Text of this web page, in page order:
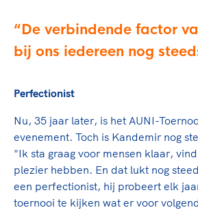
onderdeel van het clubbeleid
ongewenst gedrag.
De verbindende factor
bij ons iedereen nog
Perfectionist
Nu, 35 jaar later, is het AUNI-
evenement. Toch is Kandemir nog
"Ik sta graag voor mensen klaar,
plezier hebben. En dat lukt nog
een perfectionist, hij probeert elk
toernooi te kijken wat er voor